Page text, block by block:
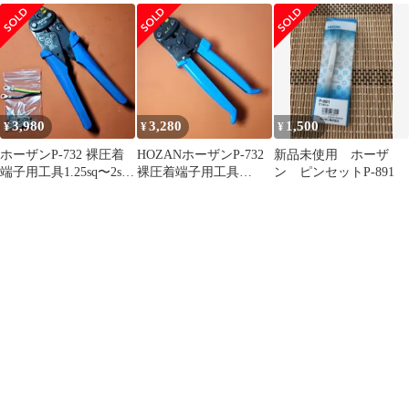
P-34 ミニチュアリード
ぺンチ １１６ｍｍ P34
静電気対策仕様【沖縄
離島販売不可】
1.25sq〜2sq対応
¥3,980
ホーザンP-732 裸圧着
端子用工具1.25sq〜2sq
¥3,280
HOZANホーザンP-732
裸圧着端子用工具
¥ 1,500
新品未使用 ホーザ
ン ピンセットP-891